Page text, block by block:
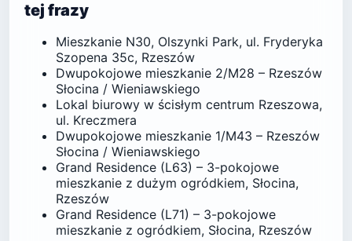
tej frazy
Mieszkanie N30, Olszynki Park, ul. Fryderyka
Szopena 35c, Rzeszów
Dwupokojowe mieszkanie 2/M28 – Rzeszów
Słocina / Wieniawskiego
Lokal biurowy w ścisłym centrum Rzeszowa,
ul. Kreczmera
Dwupokojowe mieszkanie 1/M43 – Rzeszów
Słocina / Wieniawskiego
Grand Residence (L63) – 3-pokojowe
mieszkanie z dużym ogródkiem, Słocina,
Rzeszów
Grand Residence (L71) – 3-pokojowe
mieszkanie z ogródkiem, Słocina, Rzeszów